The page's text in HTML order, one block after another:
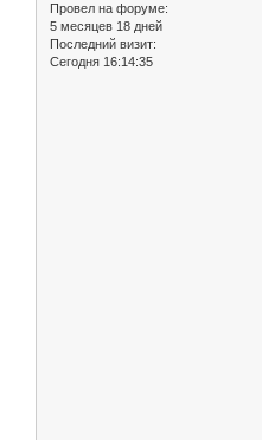
Провел на форуме:
5 месяцев 18 дней
Последний визит:
Сегодня 16:14:35